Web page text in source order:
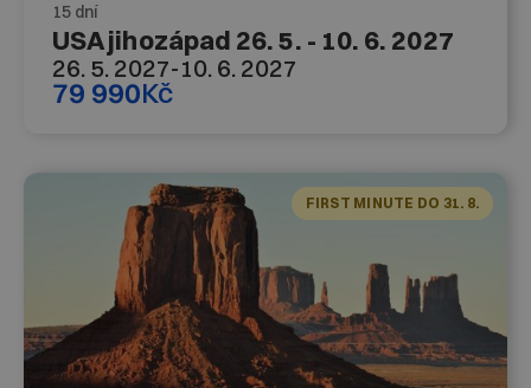
15 dní
USA jihozápad 26. 5. - 10. 6. 2027
26. 5. 2027-10. 6. 2027
79 990Kč
FIRST MINUTE DO 31. 8.